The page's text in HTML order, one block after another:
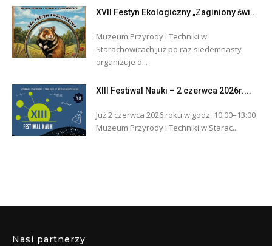
XVII Festyn Ekologiczny „Zaginiony świ...
Muzeum Przyrody i Techniki w
Starachowicach już po raz siedemnasty
organizuje d...
XIII Festiwal Nauki – 2 czerwca 2026r....
Już 2 czerwca 2026 roku w godz. 10:00–13:00
Muzeum Przyrody i Techniki w Starac...
Nasi partnerzy